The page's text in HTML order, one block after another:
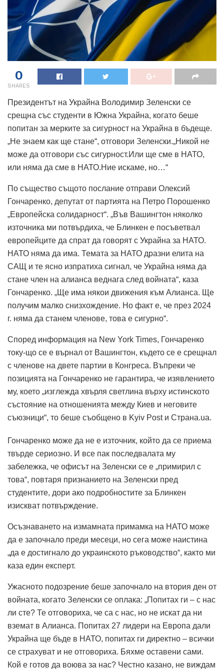
0
SHARES
Президентът на Украйна Володимир Зеленски се
срещна със студенти в Южна Украйна, когато беше
попитан за мерките за сигурност на Украйна в бъдеще.
„Не знаем как ще стане“, отговори Зеленски.„Никой не
може да отговори със сигурност.Или ще сме в НАТО,
или няма да сме в НАТО.Ние искаме, но…“
По същество същото послание отправи Олексий
Гончаренко, депутат от партията на Петро Порошенко
„Европейска солидарност“. „Във Вашингтон няколко
източника ми потвърдиха, че Блинкен е посъветвал
европейците да спрат да говорят с Украйна за НАТО.
НАТО няма да има. Темата за НАТО дразни елита на
САЩ и те ясно изпратиха сигнал, че Украйна няма да
стане член на алианса веднага след войната“, каза
Гончаренко. „Ще има някои движения към Алианса. Ще
получим малко снизхождение. Но факт е, че през 2024
г. няма да станем членове, това е сигурно“.
Според информация на New York Times, Гончаренко
току-що се е върнал от Вашингтон, където се е срещнал
с членове на двете партии в Конгреса. Въпреки че
позицията на Гончаренко не гарантира, че изявлението
му, което „изглежда хвърля светлина върху истинското
състояние на отношенията между Киев и неговите
съюзници“, то беше съобщено в Kyiv Post и Страна.ua.
Гончаренко може да не е източник, който да се приема
твърде сериозно. И все пак последвалата му
забележка, че офисът на Зеленски се е „примирил с
това“, повтаря признанието на Зеленски пред
студентите, дори ако подробностите за Блинкен
изискват потвърждение.
Осъзнаването на измамната примамка на НАТО може
да е започнало преди месеци, но сега може наистина
„да е достигнало до украинското ръководство“, както ми
каза един експерт.
Ужасното подозрение беше започнало на втория ден от
войната, когато Зеленски се оплака: „Попитах ги – с нас
ли сте? Те отговориха, че са с нас, но не искат да ни
вземат в Алианса. Попитах 27 лидери на Европа дали
Украйна ще бъде в НАТО, попитах ги директно – всички
се страхуват и не отговориха. Бяхме оставени сами.
Кой е готов да воюва за нас? Честно казано, не виждам